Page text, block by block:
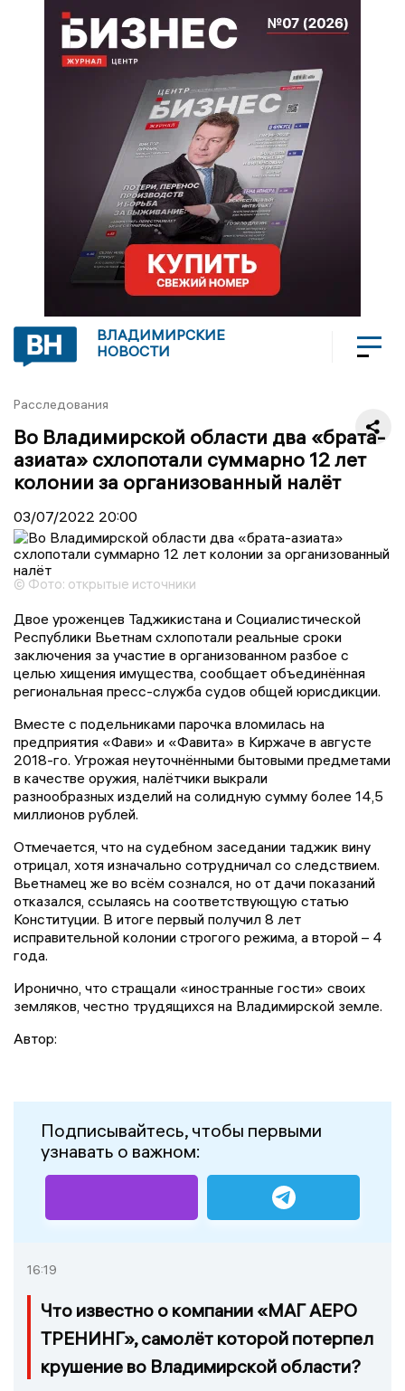
ВЛАДИМИРСКИЕ
НОВОСТИ
Расследования
Во Владимирской области два «брата-
азиата» схлопотали суммарно 12 лет
колонии за организованный налёт
03/07/2022 20:00
© Фото: открытые источники
Двое уроженцев Таджикистана и Социалистической
Республики Вьетнам схлопотали реальные сроки
заключения за участие в организованном разбое с
целью хищения имущества, сообщает объединённая
региональная пресс-служба судов общей юрисдикции.
Вместе с подельниками парочка вломилась на
предприятия «Фави» и «Фавита» в Киржаче в августе
2018-го. Угрожая неуточнёнными бытовыми предметами
в качестве оружия, налётчики выкрали
разнообразных изделий на солидную сумму более 14,5
миллионов рублей.
Отмечается, что на судебном заседании таджик вину
отрицал, хотя изначально сотрудничал со следствием.
Вьетнамец же во всём сознался, но от дачи показаний
отказался, ссылаясь на соответствующую статью
Конституции. В итоге первый получил 8 лет
исправительной колонии строгого режима, а второй – 4
года.
Иронично, что стращали «иностранные гости» своих
земляков, честно трудящихся на Владимирской земле.
Автор:
Подписывайтесь, чтобы первыми
узнавать о важном:
16:19
Что известно о компании «МАГ АЕРО
ТРЕНИНГ», самолёт которой потерпел
крушение во Владимирской области?